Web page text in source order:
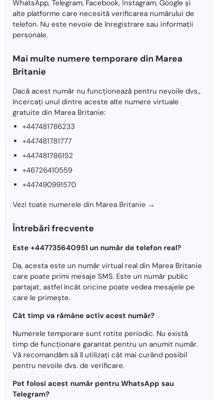
WhatsApp, Telegram, Facebook, Instagram, Google și
alte platforme care necesită verificarea numărului de
telefon. Nu este nevoie de înregistrare sau informații
personale.
Mai multe numere temporare din Marea
Britanie
Dacă acest număr nu funcționează pentru nevoile dvs.,
încercați unul dintre aceste alte numere virtuale
gratuite din Marea Britanie:
+447481786233
+447481781777
+447481786152
+46726410559
+447490991570
Vezi toate numerele din Marea Britanie →
Întrebări frecvente
Este +447735640951 un număr de telefon real?
Da, acesta este un număr virtual real din Marea Britanie
care poate primi mesaje SMS. Este un număr public
partajat, astfel încât oricine poate vedea mesajele pe
care le primește.
Cât timp va rămâne activ acest număr?
Numerele temporare sunt rotite periodic. Nu există
timp de funcționare garantat pentru un anumit număr.
Vă recomandăm să îl utilizați cât mai curând posibil
pentru nevoile dvs. de verificare.
Pot folosi acest număr pentru WhatsApp sau
Telegram?